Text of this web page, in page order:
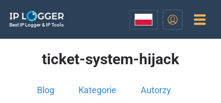
Best IP Logger & IP Tools
ticket-system-hijack
Blog Kategorie Autorzy